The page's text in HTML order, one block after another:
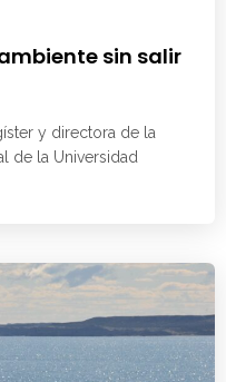
sin salir
y directora de la
de la Universidad